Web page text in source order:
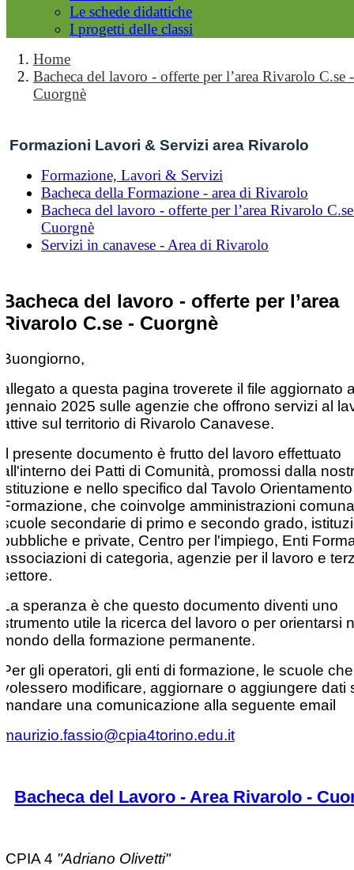
Le schede didattiche
I progetti delle classi
Home
Bacheca del lavoro - offerte per l’area Rivarolo C.se -
Cuorgnè
Formazioni Lavori & Servizi area Rivarolo
Formazione, Lavori & Servizi
Bacheca della Formazione - area di Rivarolo
Bacheca del lavoro - offerte per l’area Rivarolo
Cuorgnè
Servizi in canavese - Area di Rivarolo
Bacheca del lavoro - offerte per l’area
Rivarolo C.se - Cuorgnè
Buongiorno,
allegato a questa pagina troverete il file aggiornato
gennaio 2025 sulle agenzie che offrono servizi al
attive sul territorio di Rivarolo Canavese.
Il presente documento è frutto del lavoro effettuato
all'interno dei Patti di Comunità, promossi dalla
istituzione e nello specifico dal Tavolo
Formazione, che coinvolge amministrazioni
scuole secondarie di primo e secondo grado,
pubbliche e private, Centro per l'impiego, Enti
associazioni di categoria, agenzie per il lavoro e
settore.
La speranza è che questo documento diventi uno
strumento utile la ricerca del lavoro o per orientarsi
mondo della formazione permanente.
Per gli operatori, gli enti di formazione, le scuole che
volessero modificare, aggiornare o aggiungere dati
mandare una comunicazione alla seguente email
maurizio.fassio@cpia4torino.edu.it
Bacheca del Lavoro - Area Rivarolo -
CPIA 4 "Adriano Olivetti"